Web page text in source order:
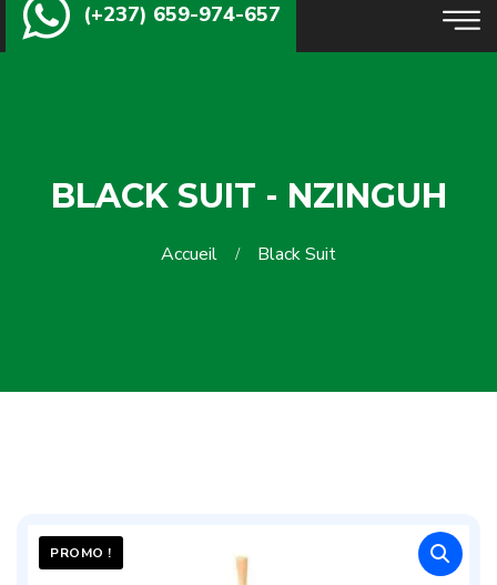
(+237) 659-974-657
BLACK SUIT - NZINGUH
Accueil Black Suit
PROMO !